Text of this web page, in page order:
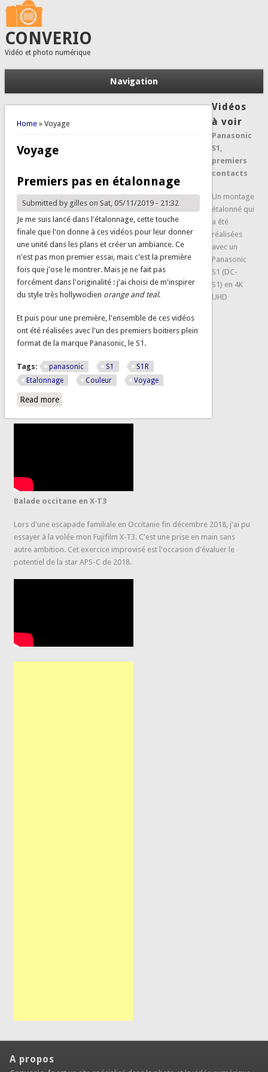
CONVERIO
Vidéo et photo numérique
Navigation
You are here
Home» Voyage
Voyage
Premiers pas en étalonnage
Submitted by gilleson Sat, 05/11/2019 - 21:32
Je me suis lancé dans l'étalonnage, cette touche
finale que l'on donne à ces vidéos pour leur donner
une unité dans les plans et créer un ambiance. Ce
n'est pas mon premier essai, mais c'est la première
fois que j'ose le montrer. Mais je ne fait pas
forcément dans l'originalité : j'ai choisi de m'inspirer
du style très hollywodien orange and teal.
Et puis pour une première, l'ensemble de ces vidéos
ont été réalisées avec l'un des premiers boitiers plein
format de la marque Panasonic, le S1.
Tags: panasonic S1
S1R
Etalonnage
Couleur Voyage
Read moreabout Premiers pas en étalonnage
Vidéos
à voir
Panasonic
S1,
premiers
contacts
Un montage
étalonné qui
a été
réalisées
avec un
Panasonic
S1 (DC-
S1) en 4K
UHD
Balade occitane en X-T3
Lors d'une escapade familiale en Occitanie fin décembre 2018, j'ai pu
essayer à la volée mon Fujifilm X-T3. C'est une prise en main sans
autre ambition. Cet exercice improvisé est l'occasion d'évaluer le
potentiel de la star APS-C de 2018.
A propos